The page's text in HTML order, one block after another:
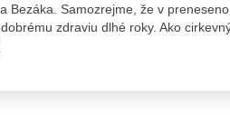
Bezáka. Samozrejme, že v
zdraviu dlhé roky. Ako